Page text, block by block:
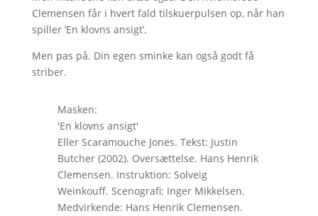
Clemensen får i hvert fald tilskuerpulsen op, når han
spiller ’En klovns ansigt’.
Men pas på. Din egen sminke kan også godt få
striber.
Masken:
'En klovns ansigt'
Eller Scaramouche Jones. Tekst: Justin
Butcher (2002). Oversættelse. Hans Henrik
Clemensen. Instruktion: Solveig
Weinkouff. Scenografi: Inger Mikkelsen.
Medvirkende: Hans Henrik Clemensen.